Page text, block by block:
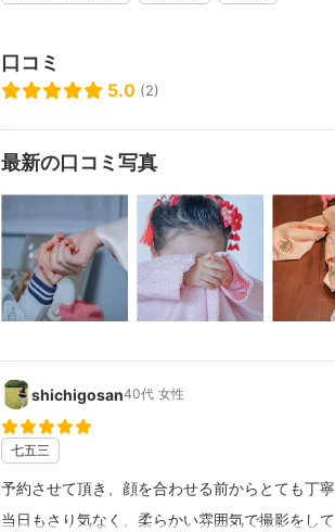
口コミ
5.0 (2)
最新の口コミ写真
shichigosan40代 女性
七五三
予約させて頂き、顔を合わせる前からとても丁
当日もさり気なく、柔らかい雰囲気で撮影をし